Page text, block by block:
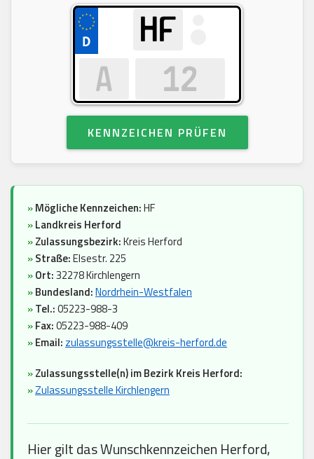
KENNZEICHEN PRÜFEN
»Mögliche Kennzeichen:HF
»Landkreis Herford
»Zulassungsbezirk:Kreis Herford
»Straße:Elsestr. 225
»Ort:32278 Kirchlengern
»Bundesland:Nordrhein-Westfalen
»Tel.:05223-988-3
»Fax:05223-988-409
»Email: zulassungsstelle@kreis-herford.de
»Zulassungsstelle(n) im Bezirk Kreis Herford:
»Zulassungsstelle Kirchlengern
Hier gilt das Wunschkennzeichen Herford,